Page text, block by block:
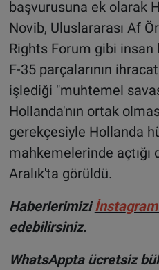
başvurusuna ek olarak
Novib, Uluslararası Af
Rights Forum gibi insan
F-35 parçalarının
işlediği "muhtemel
Hollanda'nın ortak
gerekçesiyle Hollanda
mahkemelerinde açtığı
Aralık'ta görüldü.
Haberlerimiziİnstagram
edebilirsiniz.
WhatsAppta ücretsiz